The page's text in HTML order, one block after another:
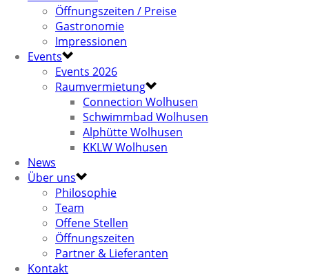
Öffnungszeiten / Preise
Gastronomie
Impressionen
Events
Events 2026
Raumvermietung
Connection Wolhusen
Schwimmbad Wolhusen
Alphütte Wolhusen
KKLW Wolhusen
News
Über uns
Philosophie
Team
Offene Stellen
Öffnungszeiten
Partner & Lieferanten
Kontakt